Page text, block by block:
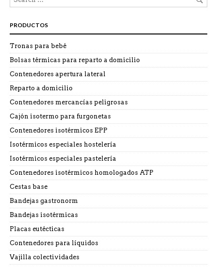
PRODUCTOS
Tronas para bebé
Bolsas térmicas para reparto a domicilio
Contenedores apertura lateral
Reparto a domicilio
Contenedores mercancías peligrosas
Cajón isotermo para furgonetas
Contenedores isotérmicos EPP
Isotérmicos especiales hostelería
Isotérmicos especiales pastelería
Contenedores isotérmicos homologados ATP
Cestas base
Bandejas gastronorm
Bandejas isotérmicas
Placas eutécticas
Contenedores para líquidos
Vajilla colectividades